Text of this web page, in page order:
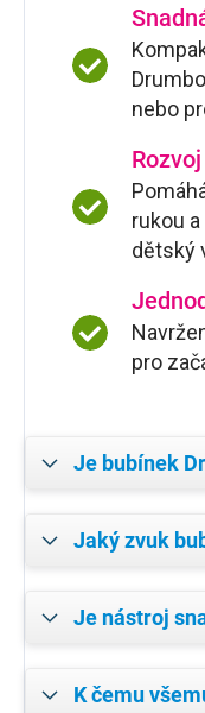
nebo
rukou
dětský
pro
Je bubínek
Jaký zvuk
Je nástroj
K čemu